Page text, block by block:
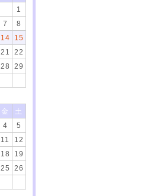
1
7
8
14
15
21
22
28
29
金
土
4
5
11
12
18
19
25
26